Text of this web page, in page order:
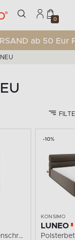
0
ab 50 Eur
Großer Schiebetürenschrank mit Lamellen und Spiegel...
-10%
KONSIMO
LUNEO